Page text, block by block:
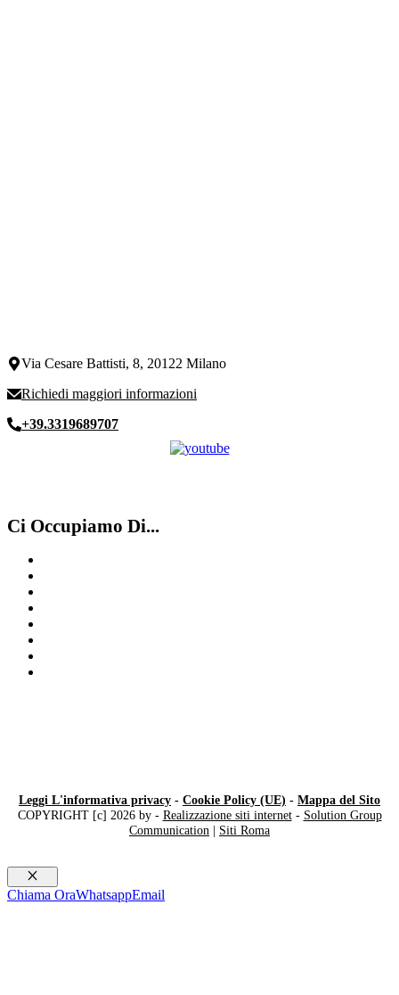
Via Cesare Battisti, 8, 20122 Milano
Richiedi maggiori informazioni
+39.3319689707
Ci Occupiamo Di...
Leggi L'informativa privacy - Cookie Policy (UE) - Mappa del Sito
COPYRIGHT [c] 2026 by - Realizzazione siti internet- Solution Group
Communication | Siti Roma
Chiudi
Chiama OraWhatsappEmail